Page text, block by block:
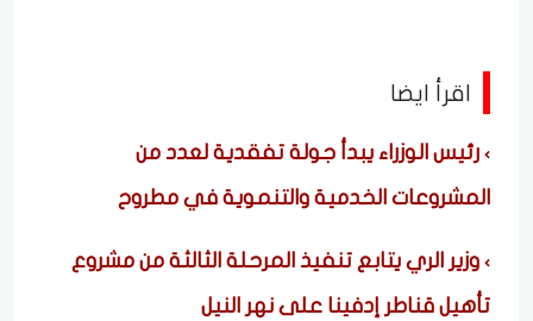
اقرأ ايضا
رئيس الوزراء يبدأ جولة تفقدية لعدد من
المشروعات الخدمية والتنموية في مطروح
وزير الري يتابع تنفيذ المرحلة الثالثة من مشروع
تأهيل قناطر إدفينا على نهر النيل